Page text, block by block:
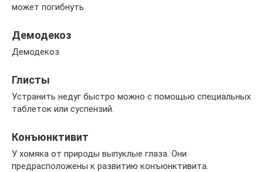
может погибнуть
Демодекоз
Демодекоз
Глисты
Устранить недуг быстро можно с помощью специальных
таблеток или суспензий.
Конъюнктивит
У хомяка от природы выпуклые глаза. Они
предрасположены к развитию конъюнктивита.